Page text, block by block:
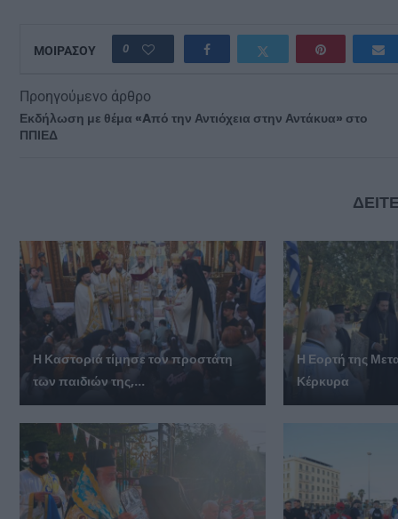
ΜΟΙΡΑΣΟΥ 0
Προηγούμενο άρθρο
Εκδήλωση με θέμα «Aπό την Αντιόχεια στην Αντάκυα» στο
ΠΠΙΕΔ
Η Καστοριά τίμησε τον προστάτη
των παιδιών της,...
Η Εορτή της
Κέρκυρα